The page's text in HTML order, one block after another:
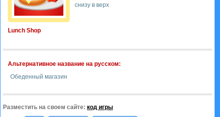
Lunch Shop
снизу в верх
Альтернативное название на русском:
Обеденный магазин
Разместить на своем сайте: код игры